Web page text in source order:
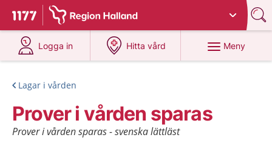
Till startsidan för 1177
Du har valt region Halland
Logga in
på 1177.se
Hitta vård
på 1177.se
Meny
Lagar i vården
Prover i vården sparas
Prover i vården sparas - svenska lättläst